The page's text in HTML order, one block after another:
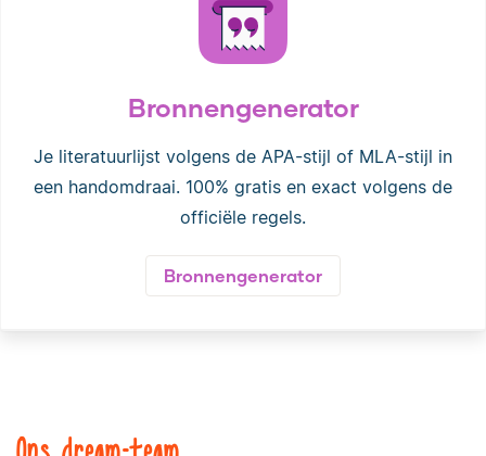
Bronnengenerator
Je literatuurlijst volgens de APA-stijl of MLA-stijl in
een handomdraai. 100% gratis en exact volgens de
officiële regels.
Bronnengenerator